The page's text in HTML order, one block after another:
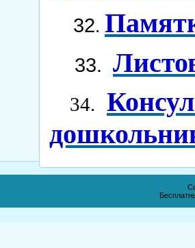
32.
33.
34.